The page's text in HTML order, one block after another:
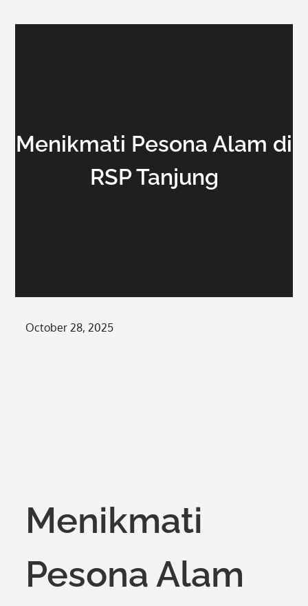
Menikmati Pesona Alam di
RSP Tanjung
Posted
October 28, 2025
Menikmati
Pesona Alam